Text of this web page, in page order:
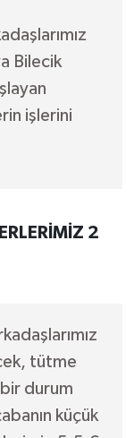
Bilecik
işlerini
2
tütme
durum
küçük